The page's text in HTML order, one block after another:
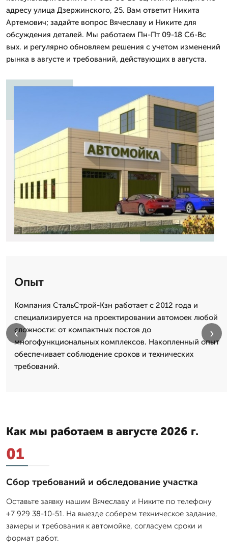
адресу улица Дзержинского, 25. Вам ответит Никита
Артемович; задайте вопрос Вячеславу и Никите для
обсуждения деталей. Мы работаем Пн-Пт 09-18 Сб-Вс
вых. и регулярно обновляем решения с учетом изменений
рынка в августе и требований, действующих в августа.
Опыт
Компания СтальСтрой-Кзн работает с 2012 года и
специализируется на проектировании автомоек любой
сложности: от компактных постов до
многофункциональных комплексов. Накопленный опыт
обеспечивает соблюдение сроков и технических
требований.
‹ ›
Как мы работаем в августе 2026 г.
01
Сбор требований и обследование участка
Оставьте заявку нашим Вячеславу и Никите по телефону
+7 929 38-10-51. На выезде соберем техническое задание,
замеры и требования к автомойке, согласуем сроки и
формат работ.